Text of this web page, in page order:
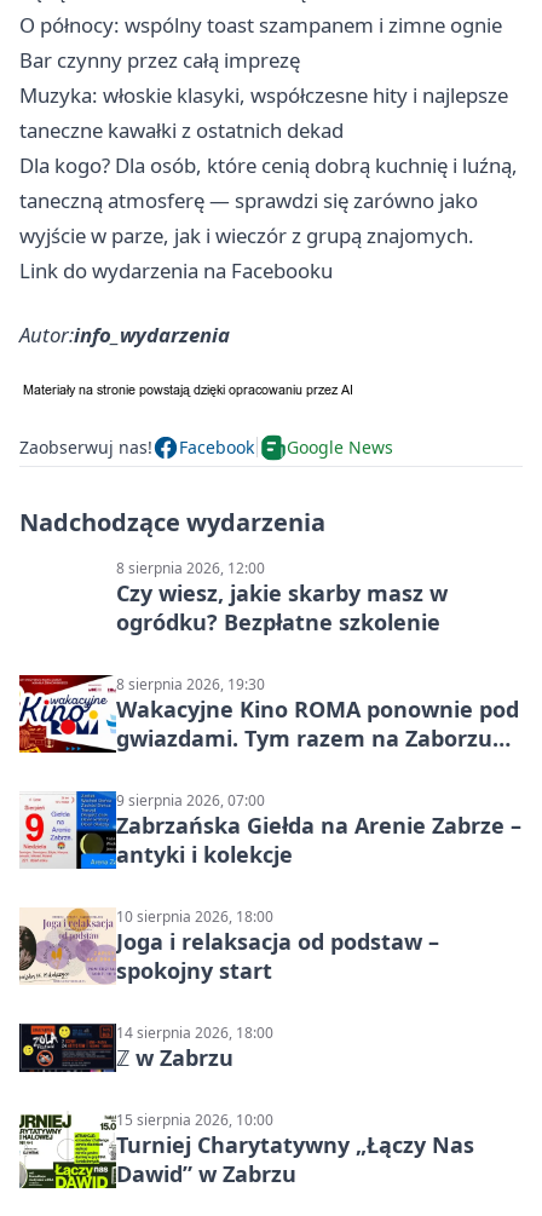
O północy: wspólny toast szampanem i zimne ognie
Bar czynny przez całą imprezę
Muzyka: włoskie klasyki, współczesne hity i najlepsze
taneczne kawałki z ostatnich dekad
Dla kogo? Dla osób, które cenią dobrą kuchnię i luźną,
taneczną atmosferę — sprawdzi się zarówno jako
wyjście w parze, jak i wieczór z grupą znajomych.
Link do wydarzenia na Facebooku
Autor:info_wydarzenia
Zaobserwuj nas! Facebook Google News
Nadchodzące wydarzenia
8 sierpnia 2026, 12:00
Czy wiesz, jakie skarby masz w
ogródku? Bezpłatne szkolenie
8 sierpnia 2026, 19:30
Wakacyjne Kino ROMA ponownie pod
gwiazdami. Tym razem na Zaborzu
9 sierpnia 2026, 07:00
Zabrzańska Giełda na Arenie Zabrze –
antyki i kolekcje
10 sierpnia 2026, 18:00
Joga i relaksacja od podstaw –
spokojny start
14 sierpnia 2026, 18:00
ℤ w Zabrzu
15 sierpnia 2026, 10:00
Turniej Charytatywny „Łączy Nas
Dawid” w Zabrzu